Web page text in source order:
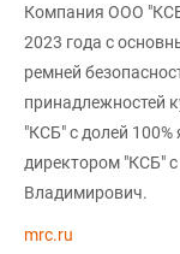
Компания ООО
2023 года с
ремней
принадлежностей
"КСБ" с долей
директором "КСБ"
Владимирович.
mrc.ru